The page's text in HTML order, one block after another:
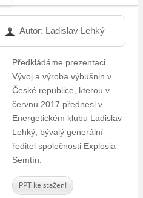
Autor: Ladislav Lehký
Předkládáme prezentaci
Vývoj a výroba výbušnin v
České republice, kterou v
červnu 2017 přednesl v
Energetickém klubu Ladislav
Lehký, bývalý generální
ředitel společnosti Explosia
Semtín.
PPT ke stažení